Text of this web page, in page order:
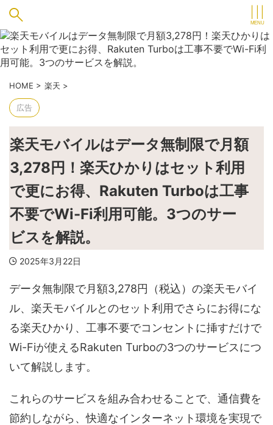
HOME > 楽天 >
広告
楽天モバイルはデータ無制限で月額
3,278円！楽天ひかりはセット利用
で更にお得、Rakuten Turboは工事
不要でWi-Fi利用可能。3つのサー
ビスを解説。
2025年3月22日
データ無制限で月額3,278円（税込）の楽天モバイ
ル、楽天モバイルとのセット利用でさらにお得にな
る楽天ひかり、工事不要でコンセントに挿すだけで
Wi-Fiが使えるRakuten Turboの3つのサービスにつ
いて解説します。
これらのサービスを組み合わせることで、通信費を
節約しながら、快適なインターネット環境を実現で